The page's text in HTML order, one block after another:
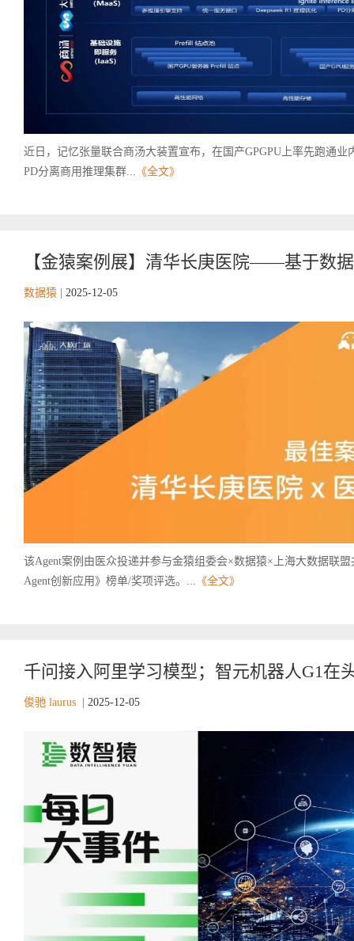
近日，记忆张量联合商汤大装置宣布，在国产GPGPU上率先跑通
PD分离商用推理集群... 《全文》
【金猿案例展】清华长庚医院——基于数
数据猿 2025-12-05
该Agent案例由医众投递并参与金猿组委会×数据猿×上海大数据联
Agent创新应用》榜单/奖项评选。... 《全文》
千问接入阿里学习模型；智元机器人G1在
俊驰 laurus 2025-12-05